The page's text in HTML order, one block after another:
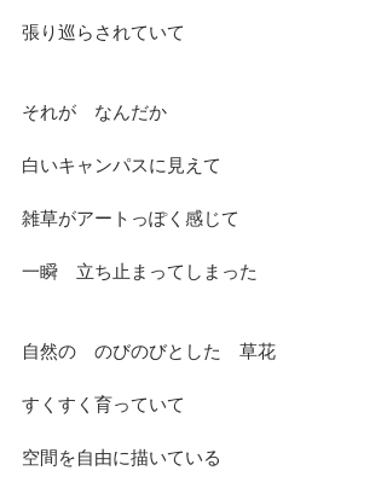
張り巡らされていて
それが　なんだか
白いキャンパスに見えて
雑草がアートっぽく感じて
一瞬　立ち止まってしまった
自然の　のびのびとした　草花
すくすく育っていて
空間を自由に描いている